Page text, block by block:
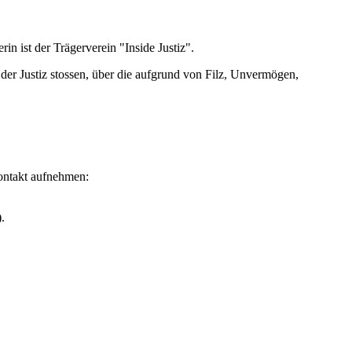
ist der Trägerverein "Inside Justiz".
Justiz stossen, über die aufgrund von Filz, Unvermögen,
aufnehmen: